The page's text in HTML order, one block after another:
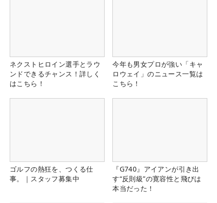
ネクストヒロイン選手とラウ
ンドできるチャンス！詳しく
はこちら！
今年も男女プロが強い「キャ
ロウェイ」のニュース一覧は
こちら！
ゴルフの熱狂を、つくる仕
事。｜スタッフ募集中
『G740』アイアンが引き出
す“反則級”の寛容性と飛びは
本当だった！